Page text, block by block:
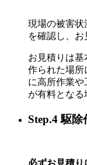
現場の被害状
を確認し、お
お見積りは
作られた場所
に高所作業
が有料となる
Step.4 駆